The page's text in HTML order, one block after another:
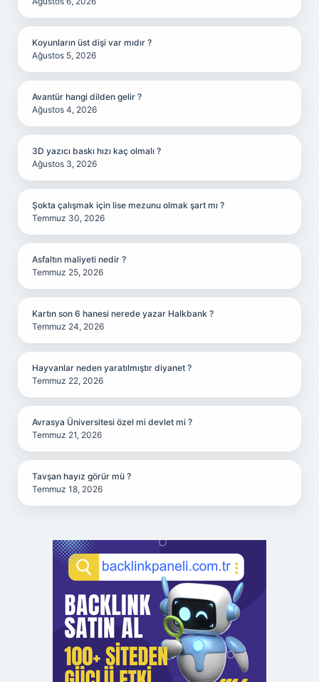
Koyunların üst dişi var mıdır ?
Ağustos 5, 2026
Avantür hangi dilden gelir ?
Ağustos 4, 2026
3D yazıcı baskı hızı kaç olmalı ?
Ağustos 3, 2026
Şokta çalışmak için lise mezunu olmak şart mı ?
Temmuz 30, 2026
Asfaltın maliyeti nedir ?
Temmuz 25, 2026
Kartın son 6 hanesi nerede yazar Halkbank ?
Temmuz 24, 2026
Hayvanlar neden yaratılmıştır diyanet ?
Temmuz 22, 2026
Avrasya Üniversitesi özel mi devlet mi ?
Temmuz 21, 2026
Tavşan hayız görür mü ?
Temmuz 18, 2026